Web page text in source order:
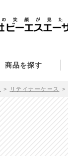
商品を探す
リテイナーケース